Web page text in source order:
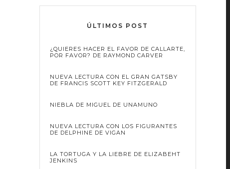
ÚLTIMOS POST
¿QUIERES HACER EL FAVOR DE CALLARTE,
POR FAVOR? DE RAYMOND CARVER
NUEVA LECTURA CON EL GRAN GATSBY
DE FRANCIS SCOTT KEY FITZGERALD
NIEBLA DE MIGUEL DE UNAMUNO
NUEVA LECTURA CON LOS FIGURANTES
DE DELPHINE DE VIGAN
LA TORTUGA Y LA LIEBRE DE ELIZABEHT
JENKINS